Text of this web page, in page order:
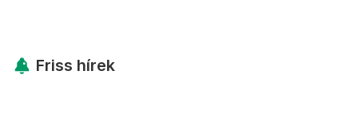
Friss hírek